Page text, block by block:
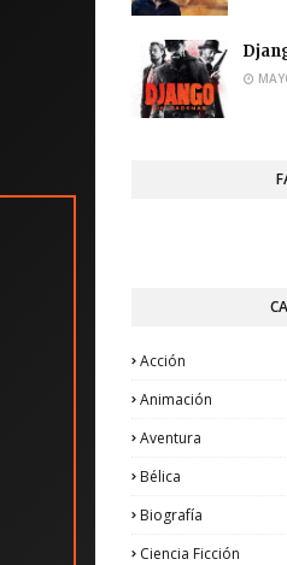
Acción
Animación
Aventura
Bélica
Biografía
Ciencia Ficción